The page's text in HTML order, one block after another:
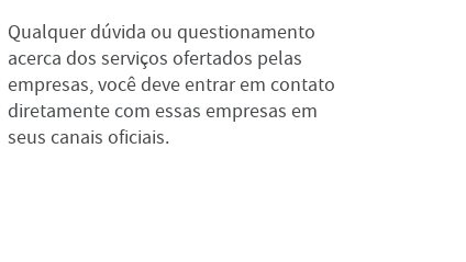
Qualquer dúvida ou questionamento
acerca dos serviços ofertados pelas
empresas, você deve entrar em contato
diretamente com essas empresas em
seus canais oficiais.